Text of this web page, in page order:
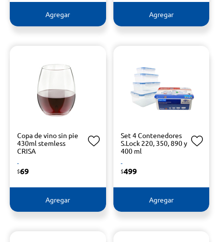
Agregar Agregar
Copa de vino sin pie
430ml stemless
CRISA
-
$69
Agregar
Set 4 Contenedores
S.Lock 220, 350, 890 y
400 ml
-
$499
Agregar